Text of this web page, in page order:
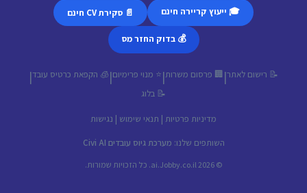
🎓 ייעוץ קריירה חינם 📄 סקירת CV חינם
💰 בדוק החזר מס
📝 רישום לאתר| 🏢 פרסום משרות|⭐ מנוי פרימיום|🧊 הקפאת כרטיס עובד|
📝 בלוג
מדיניות פרטיות | תנאי שימוש | נגישות
השותפים שלנו: מערכת גיוס עובדים Civi AI
© 2026 ai.Jobby.co.il. כל הזכויות שמורות.